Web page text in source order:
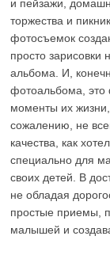
и пейзажи,
торжества и
фотосъемок
просто
альбома. И,
фотоальбома,
моменты их
сожалению, не
качества, как
специально для
своих детей. В
не обладая
простые приемы,
малышей и